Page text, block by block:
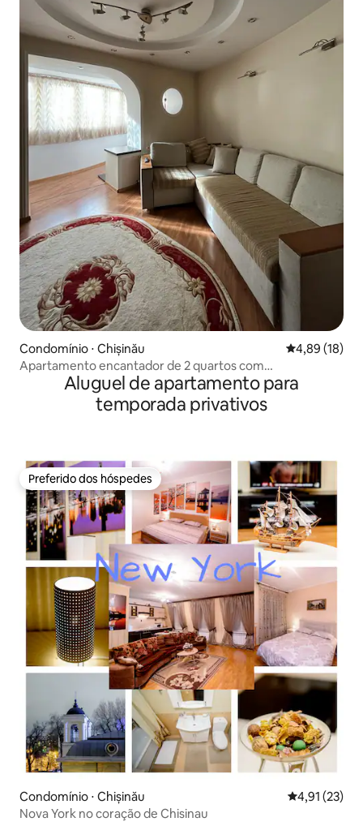
Condomínio ⋅ Chișinău 4,89 de uma
4,89 (18)
Apartamento encantador de 2 quartos com
estacionamento gratuito
Aluguel de apartamento para
temporada privativos
Preferido dos hóspedes
Preferido dos hóspedes
Condomínio ⋅ Chișinău 4,91 de uma
4,91 (23)
Nova York no coração de Chisinau